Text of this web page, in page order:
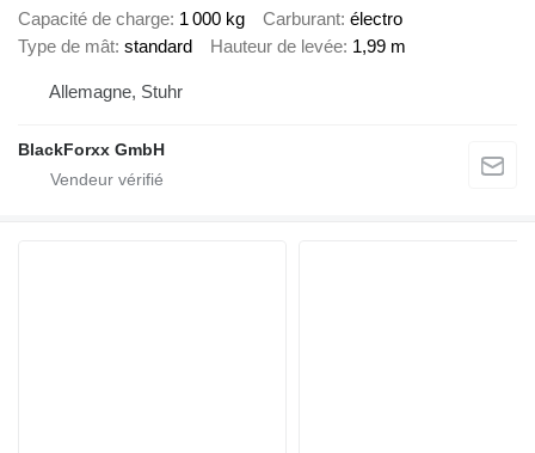
Capacité de charge 1 000 kg Carburant électro
Type de mât standard Hauteur de levée 1,99 m
Allemagne, Stuhr
BlackForxx GmbH